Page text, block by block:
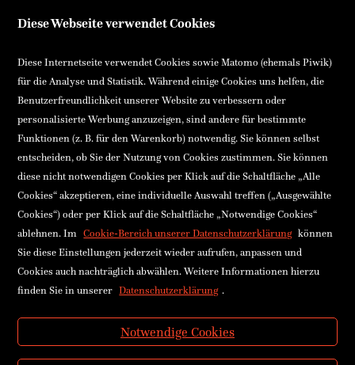
VISA
Mastercard
EPS (Sofort)
Rechnung
PayPal
Gutschein
Ennsthaler GmbH & Co KG
Stadtplatz 26, 4400 Steyr, Österreich
FN15484x Landesgericht Steyr
UID-NR: ATU37069104
Bankverbindung
Raiffeisenkasse Haidershofen
IBAN: AT74 3227 8000 0004 8868
BIC: RLNWATWW278
+43(0)72 52 520 53-10
buchhandlung@ennsthaler.at
Diese Webseite verwendet Cookies
Diese Internetseite verwendet Cookies sowie Matomo (ehemals Piwik)
für die Analyse und Statistik. Während einige Cookies uns helfen, die
Benutzerfreundlichkeit unserer Website zu verbessern oder
personalisierte Werbung anzuzeigen, sind andere für bestimmte
Funktionen (z. B. für den Warenkorb) notwendig. Sie können selbst
entscheiden, ob Sie der Nutzung von Cookies zustimmen. Sie können
diese nicht notwendigen Cookies per Klick auf die Schaltfläche „Alle
Cookies“ akzeptieren, eine individuelle Auswahl treffen („Ausgewählte
Cookies“) oder per Klick auf die Schaltfläche „Notwendige Cookies“
ablehnen. Im Cookie-Bereich unserer Datenschutzerklärung können
Sie diese Einstellungen jederzeit wieder aufrufen, anpassen und
Cookies auch nachträglich abwählen. Weitere Informationen hierzu
finden Sie in unserer Datenschutzerklärung .
Notwendige Cookies